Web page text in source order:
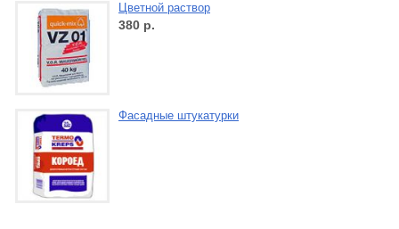
Цветной раствор
380 р.
Фасадные штукатурки